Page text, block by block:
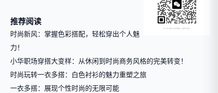
推荐阅读
时尚新风：掌握色彩搭配，轻松穿出个人魅
力！
小华职场穿搭大变样：从休闲到时尚商务风格的完美转变！
时尚玩转一衣多搭：白色衬衫的魅力重塑之旅
一衣多搭：展现个性时尚的无限可能